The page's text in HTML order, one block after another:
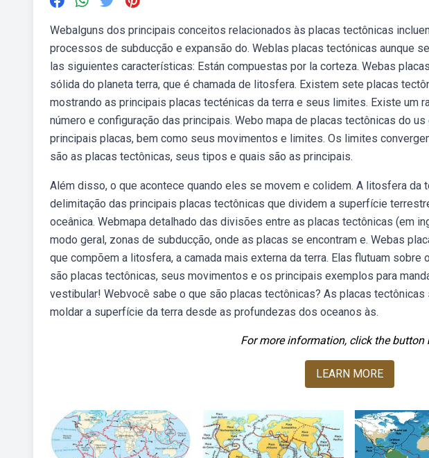
Webalguns dos principais conceitos relacionados às placas tectônicas
processos de subducção e expansão do. Weblas placas tectónicas aunque
las siguientes características: Están compuestas por la corteza. Webas
sólida do planeta terra, que é chamada de litosfera. Existem sete placas
mostrando as principais placas tecténicas da terra e seus limites. Existe um
número e configuração das principais. Webo mapa de placas tectônicas do
principais placas, bem como seus movimentos e limites. Os limites
são as placas tectônicas, seus tipos e quais são as principais.
Além disso, o que acontece quando eles se movem e colidem. A litosfera da
delimitação das principais placas tectônicas que dividem a superfície
oceânica. Webmapa detalhado das divisões entre as placas tectônicas (em
modo geral, zonas de subducção, onde as placas se encontram e. Webas
que compõem a litosfera, a camada mais externa da terra. Elas flutuam sobre
são placas tectônicas, seus movimentos e os principais exemplos para
vestibular! Webvocê sabe o que são placas tectônicas? As placas
moldar a superfície da terra desde as profundezas dos oceanos às.
For more information, click the button
LEARN MORE